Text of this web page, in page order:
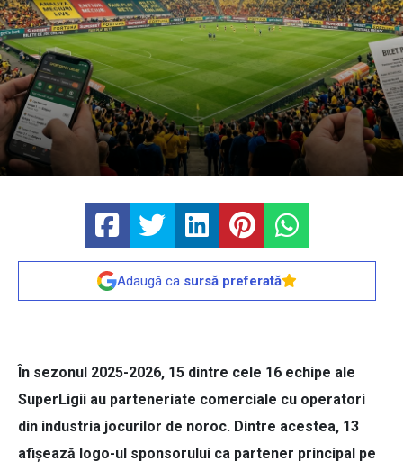
Adaugă ca sursă preferată
În sezonul 2025-2026, 15 dintre cele 16 echipe ale
SuperLigii au parteneriate comerciale cu operatori
din industria jocurilor de noroc. Dintre acestea, 13
afișează logo-ul sponsorului ca partener principal pe